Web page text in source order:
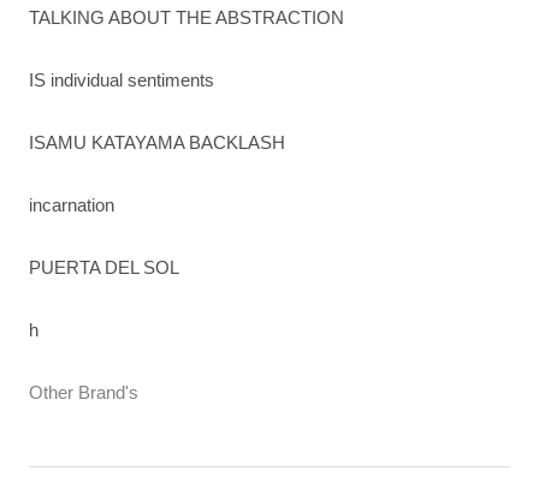
TALKING ABOUT THE ABSTRACTION
IS individual sentiments
ISAMU KATAYAMA BACKLASH
incarnation
PUERTA DEL SOL
h
Other Brand's